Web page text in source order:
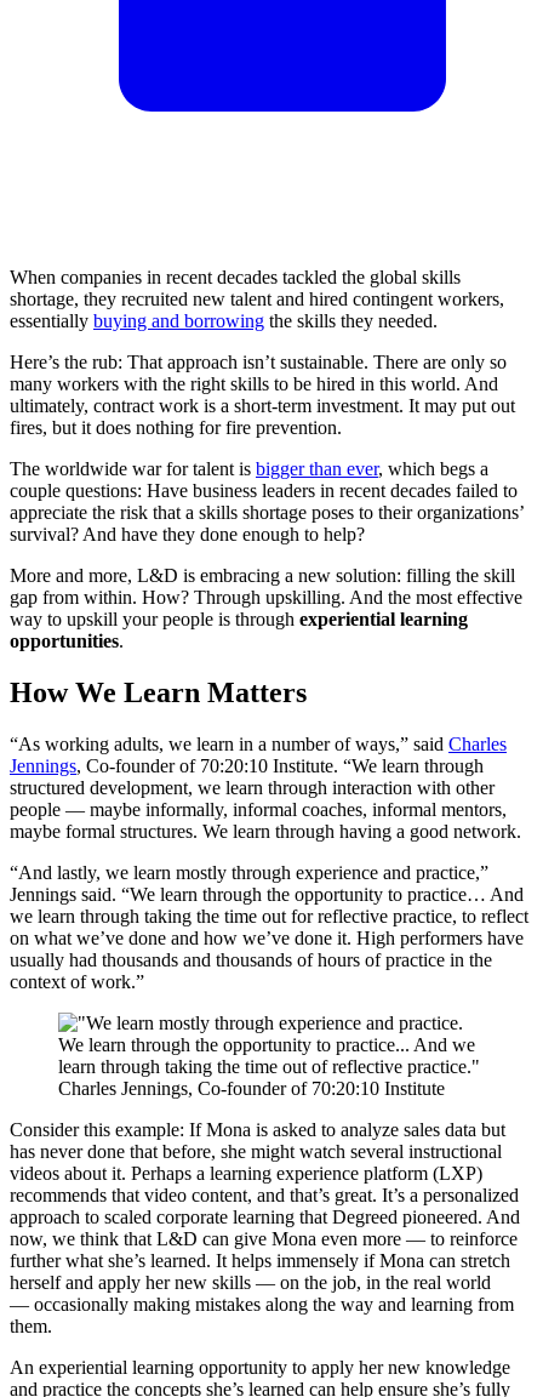
When companies in recent decades tackled the global skills
shortage, they recruited new talent and hired contingent workers,
essentially buying and borrowing the skills they needed.
Here’s the rub: That approach isn’t sustainable. There are only so
many workers with the right skills to be hired in this world. And
ultimately, contract work is a short-term investment. It may put out
fires, but it does nothing for fire prevention.
The worldwide war for talent is bigger than ever, which begs a
couple questions: Have business leaders in recent decades failed to
appreciate the risk that a skills shortage poses to their organizations’
survival? And have they done enough to help?
More and more, L&D is embracing a new solution: filling the skill
gap from within. How? Through upskilling. And the most effective
way to upskill your people is through experiential learning
opportunities.
How We Learn Matters
“As working adults, we learn in a number of ways,” said Charles
Jennings, Co-founder of 70:20:10 Institute. “We learn through
structured development, we learn through interaction with other
people — maybe informally, informal coaches, informal mentors,
maybe formal structures. We learn through having a good network.
“And lastly, we learn mostly through experience and practice,”
Jennings said. “We learn through the opportunity to practice… And
we learn through taking the time out for reflective practice, to reflect
on what we’ve done and how we’ve done it. High performers have
usually had thousands and thousands of hours of practice in the
context of work.”
Consider this example: If Mona is asked to analyze sales data but
has never done that before, she might watch several instructional
videos about it. Perhaps a learning experience platform (LXP)
recommends that video content, and that’s great. It’s a personalized
approach to scaled corporate learning that Degreed pioneered. And
now, we think that L&D can give Mona even more — to reinforce
further what she’s learned. It helps immensely if Mona can stretch
herself and apply her new skills — on the job, in the real world
— occasionally making mistakes along the way and learning from
them.
An experiential learning opportunity to apply her new knowledge
and practice the concepts she’s learned can help ensure she’s fully